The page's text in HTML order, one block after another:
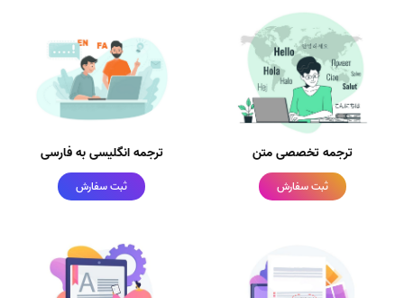
ترجمه تخصصی متن
ثبت سفارش
ترجمه انگلیسی به فارسی
ثبت سفارش